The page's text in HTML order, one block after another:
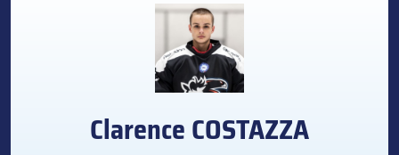
ClarenceCOSTAZZA